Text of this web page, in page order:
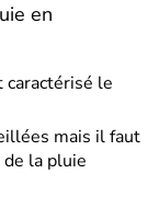
en
caractérisé le
mais il faut
la pluie